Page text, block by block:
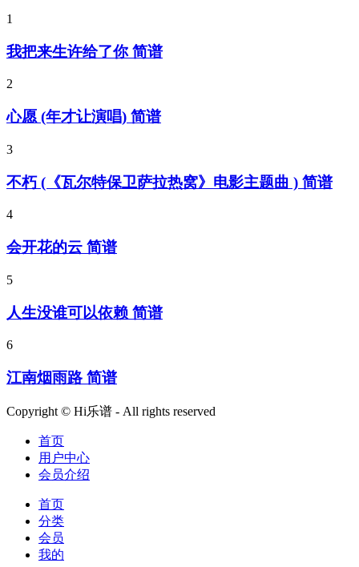
1
我把来生许给了你 简谱
2
心愿 (年才让演唱) 简谱
3
不朽 (《瓦尔特保卫萨拉热窝》电影主题曲 ) 简谱
4
会开花的云 简谱
5
人生没谁可以依赖 简谱
6
江南烟雨路 简谱
Copyright © Hi乐谱 - All rights reserved
首页
用户中心
会员介绍
首页
分类
会员
我的